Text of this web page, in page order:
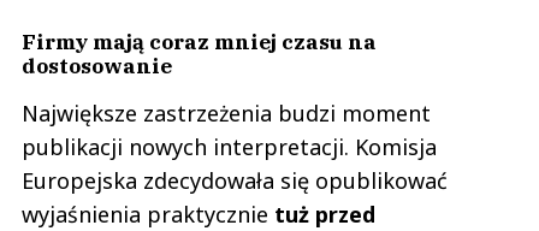
Firmy mają coraz mniej czasu na
dostosowanie
Największe zastrzeżenia budzi moment
publikacji nowych interpretacji. Komisja
Europejska zdecydowała się opublikować
wyjaśnienia praktycznie tuż przed